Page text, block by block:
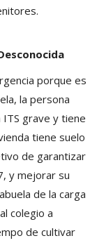
porque es
la persona
ITS grave y tiene
tiene suelo
de garantizar
y mejorar su
de la carga
colegio a
de cultivar